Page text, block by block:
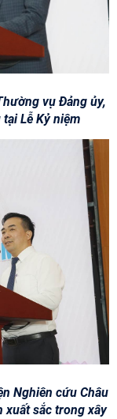
vụ Đảng ủy,
Lễ Kỷ niệm
Nghiên cứu Châu
xuất sắc trong xây